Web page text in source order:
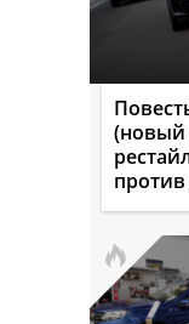
(новый